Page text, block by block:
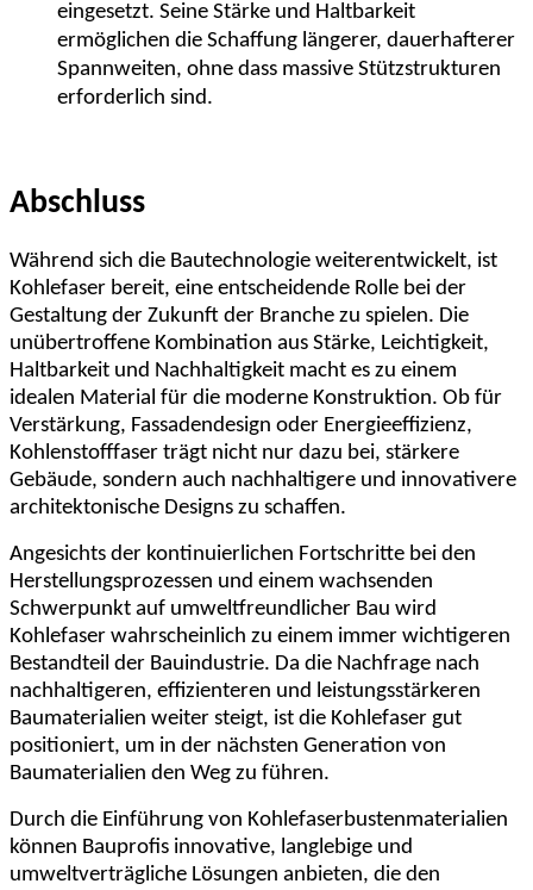
eingesetzt. Seine Stärke und Haltbarkeit
ermöglichen die Schaffung längerer, dauerhafterer
Spannweiten, ohne dass massive Stützstrukturen
erforderlich sind.
Abschluss
Während sich die Bautechnologie weiterentwickelt, ist
Kohlefaser bereit, eine entscheidende Rolle bei der
Gestaltung der Zukunft der Branche zu spielen. Die
unübertroffene Kombination aus Stärke, Leichtigkeit,
Haltbarkeit und Nachhaltigkeit macht es zu einem
idealen Material für die moderne Konstruktion. Ob für
Verstärkung, Fassadendesign oder Energieeffizienz,
Kohlenstofffaser trägt nicht nur dazu bei, stärkere
Gebäude, sondern auch nachhaltigere und innovativere
architektonische Designs zu schaffen.
Angesichts der kontinuierlichen Fortschritte bei den
Herstellungsprozessen und einem wachsenden
Schwerpunkt auf umweltfreundlicher Bau wird
Kohlefaser wahrscheinlich zu einem immer wichtigeren
Bestandteil der Bauindustrie. Da die Nachfrage nach
nachhaltigeren, effizienteren und leistungsstärkeren
Baumaterialien weiter steigt, ist die Kohlefaser gut
positioniert, um in der nächsten Generation von
Baumaterialien den Weg zu führen.
Durch die Einführung von Kohlefaserbustenmaterialien
können Bauprofis innovative, langlebige und
umweltverträgliche Lösungen anbieten, die den